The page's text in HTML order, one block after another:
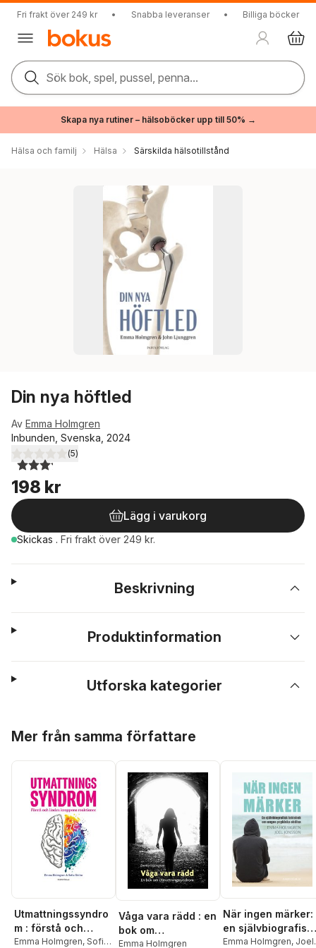
Fri frakt över 249 kr • Snabba leveranser • Billiga böcker
Sök bok, spel, pussel, penna...
Skapa nya rutiner – hälsoböcker upp till 50% →
Hälsa och familj Hälsa Särskilda hälsotillstånd
Din nya höftled
Av Emma Holmgren
Inbunden, Svenska, 2024
3,2utav 5 stjärnor. Totalt antal röster:
(5)
198 kr
Lägg i varukorg
Skickas . Fri frakt över 249 kr.
Beskrivning
Produktinformation
Utforska kategorier
Mer från samma författare
Utmattningssyndro
m : förstå och
lindra kroppens
Emma Holmgren, Sofia
Våga vara rädd : en
bok om
utmattningssyndro
Emma Holmgren
När ingen märker:
en självbiografisk
faktabok om
Emma Holmgren, Joel